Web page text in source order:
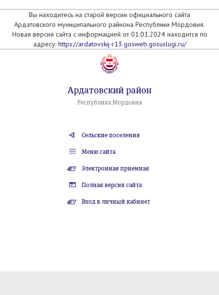
Вы находитесь на старой версии официального сайта
Ардатовского муниципального райнона Республики Мордовия.
Новая версия сайта с информацией от 01.01.2024 находится по
адресу: https://ardatovskij-r13.gosweb.gosuslugi.ru/
Ардатовский район
Республика Мордовия
Сельские поселения
Меню сайта
Электронная приемная
Полная версия сайта
Вход в личный кабинет